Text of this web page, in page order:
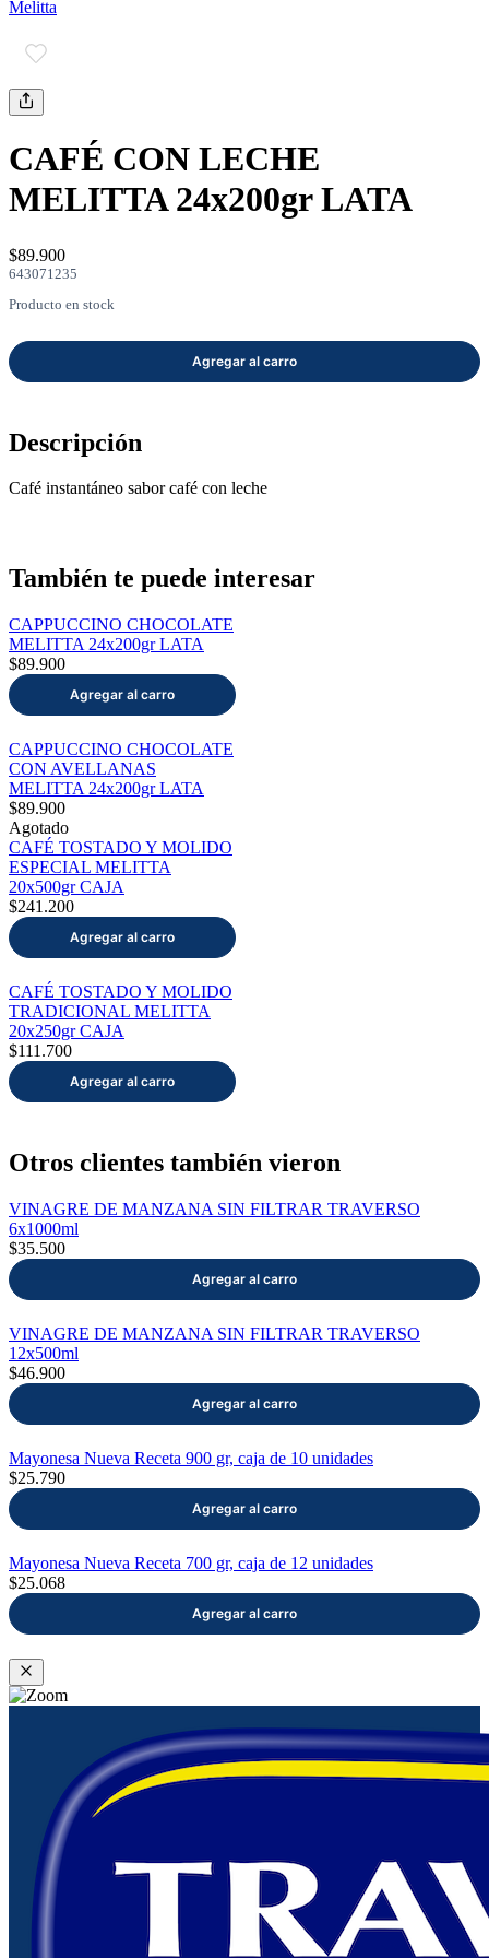
mayor
Contáctanos
Nosotros
Traverso
Melitta
CAFÉ CON LECHE
MELITTA 24x200gr LATA
$89.900
643071235
Producto en stock
Descripción
Café instantáneo sabor café con leche
También te puede interesar
CAPPUCCINO CHOCOLATE
MELITTA 24x200gr LATA
$89.900
CAPPUCCINO CHOCOLATE
CON AVELLANAS
MELITTA 24x200gr LATA
$89.900
Agotado
CAFÉ TOSTADO Y MOLIDO
ESPECIAL MELITTA
20x500gr CAJA
$241.200
CAFÉ TOSTADO Y MOLIDO
TRADICIONAL MELITTA
20x250gr CAJA
$111.700
Otros clientes también vieron
VINAGRE DE MANZANA SIN FILTRAR TRAVERSO
6x1000ml
$35.500
VINAGRE DE MANZANA SIN FILTRAR TRAVERSO
12x500ml
$46.900
Mayonesa Nueva Receta 900 gr, caja de 10 unidades
$25.790
Mayonesa Nueva Receta 700 gr, caja de 12 unidades
$25.068